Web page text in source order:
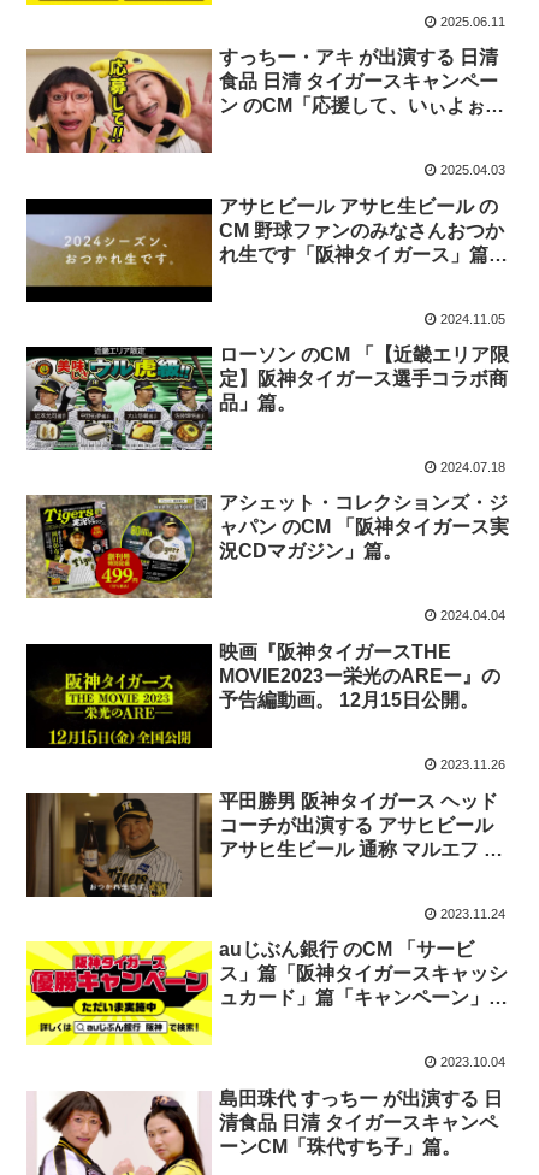
2025.06.11
すっちー・アキ が出演する 日清
食品 日清 タイガースキャンペー
ン のCM「応援して、いぃよぉ
2025.04.03
アサヒビール アサヒ生ビール の
CM 野球ファンのみなさんおつか
れ生です「阪神タイガース」篇
2024.11.05
ローソン のCM 「【近畿エリア限
定】阪神タイガース選手コラボ商
品」篇。
2024.07.18
アシェット・コレクションズ・ジ
ャパン のCM 「阪神タイガース実
況CDマガジン」篇。
2024.04.04
映画『阪神タイガースTHE
MOVIE2023ー栄光のAREー』の
予告編動画。 12月15日公開。
2023.11.26
平田勝男 阪神タイガース ヘッド
コーチが出演する アサヒビール
アサヒ生ビール 通称 マルエフ の
2023.11.24
auじぶん銀行 のCM 「サービ
ス」篇「阪神タイガースキャッシ
ュカード」篇「キャンペーン」
2023.10.04
島田珠代 すっちー が出演する 日
清食品 日清 タイガースキャンペ
ーンCM「珠代すち子」篇。